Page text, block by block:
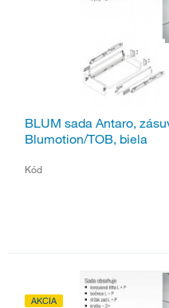
BLUM sada Antaro,
Blumotion/TOB, biela
Kód
AKCIA